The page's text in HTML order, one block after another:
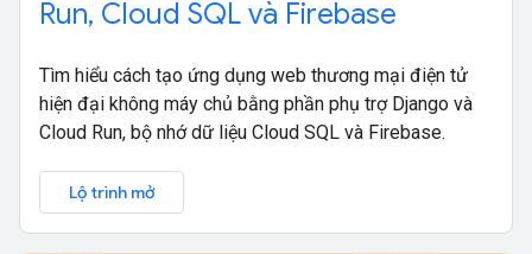
Run, Cloud SQL và Firebase
Tìm hiểu cách tạo ứng dụng web thương mại điện tử
hiện đại không máy chủ bằng phần phụ trợ Django và
Cloud Run, bộ nhớ dữ liệu Cloud SQL và Firebase.
Lộ trình mở